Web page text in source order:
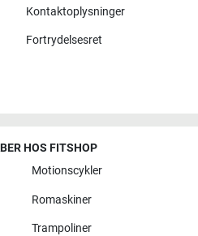
Kontaktoplysninger
Fortrydelsesret
HOS FITSHOP
Motionscykler
Romaskiner
Trampoliner